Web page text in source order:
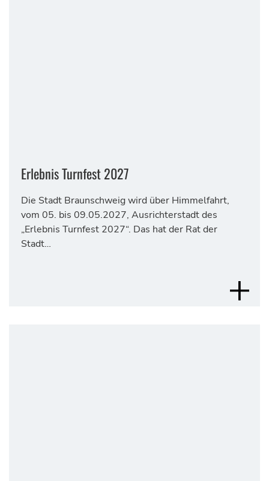
Erlebnis Turnfest 2027
Die Stadt Braunschweig wird über Himmelfahrt,
vom 05. bis 09.05.2027, Ausrichterstadt des
„Erlebnis Turnfest 2027“. Das hat der Rat der
Stadt…
MEHR